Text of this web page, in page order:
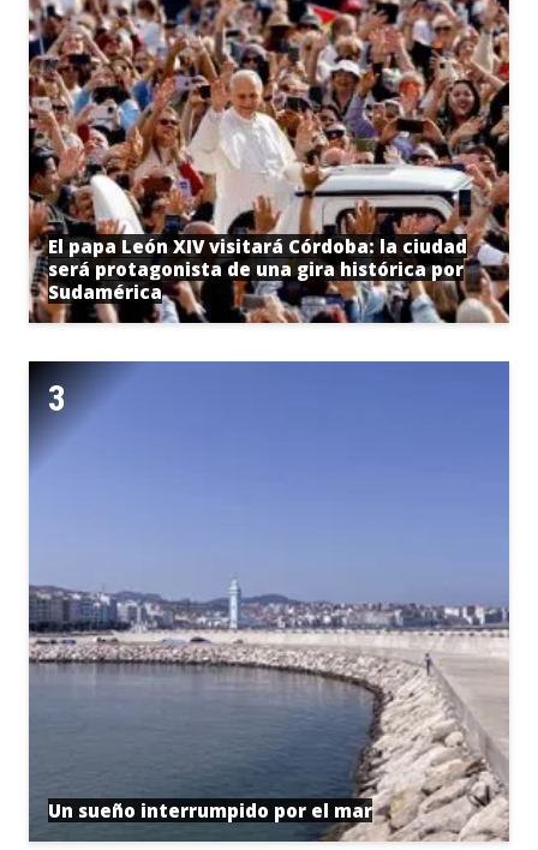
El papa León XIV visitará Córdoba: la ciudad
será protagonista de una gira histórica por
Sudamérica
Un sueño interrumpido por el mar